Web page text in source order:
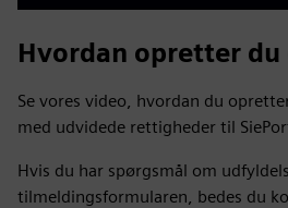
Play
Hvordan opretter du
Se vores video, hvordan du
med udvidede rettigheder til
Hvis du har spørgsmål om
tilmeldingsformularen, bedes du